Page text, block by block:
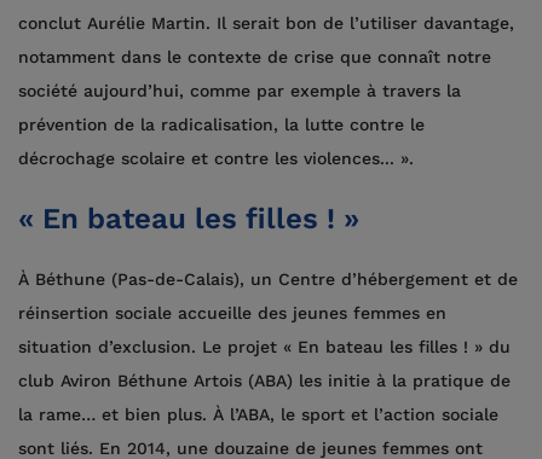
conclut Aurélie Martin. Il serait bon de l’utiliser davantage,
notamment dans le contexte de crise que connaît notre
société aujourd’hui, comme par exemple à travers la
prévention de la radicalisation, la lutte contre le
décrochage scolaire et contre les violences... ».
« En bateau les filles ! »
À Béthune (Pas-de-Calais), un Centre d’hébergement et de
réinsertion sociale accueille des jeunes femmes en
situation d’exclusion. Le projet « En bateau les filles ! » du
club Aviron Béthune Artois (ABA) les initie à la pratique de
la rame… et bien plus. À l’ABA, le sport et l’action sociale
sont liés. En 2014, une douzaine de jeunes femmes ont